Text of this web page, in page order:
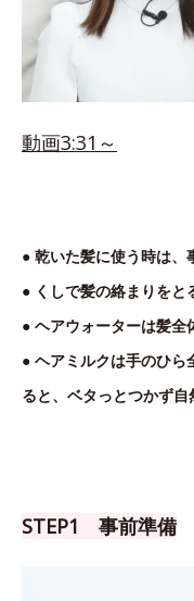
動画3:31～
● 乾いた髪に使う時は、
● くしで髪の絡まりをと
● ヘアウォーターは髪全
● ヘアミルクは手のひ
ると、ベタっとつかず自
STEP1 事前準備